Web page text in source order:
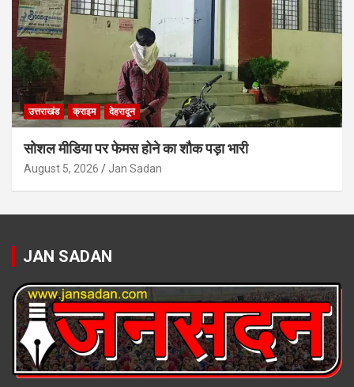
उत्तराखंड क्राइम देहरादून
सोशल मीडिया पर फेमस होने का शौक पड़ा भारी
August 5, 2026 Jan Sadan
JAN SADAN